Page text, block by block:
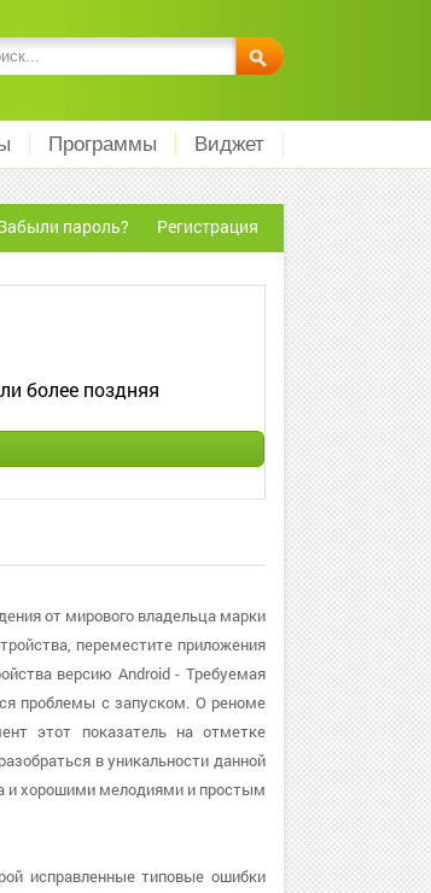
Программы Виджет
пароль? Регистрация
более поздняя
от мирового владельца марки
переместите приложения
версию Android - Требуемая
проблемы с запуском. О реноме
этот показатель на отметке
в уникальности данной
и хорошими мелодиями и простым
исправленные типовые ошибки